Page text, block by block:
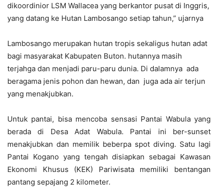
dikoordinior LSM Wallacea yang berkantor pusat di Inggris,
yang datang ke Hutan Lambosango setiap tahun,” ujarnya
Lambosango merupakan hutan tropis sekaligus hutan adat
bagi masyarakat Kabupaten Buton. hutannya masih
terjahga dan menjadi paru-paru dunia. Di dalamnya ada
beragama jenis pohon dan hewan, dan juga ada air terjun
yang menakjubkan.
Untuk pantai, bisa mencoba sensasi Pantai Wabula yang
berada di Desa Adat Wabula. Pantai ini ber-sunset
menakjubkan dan memilik beberpa spot diving. Satu lagi
Pantai Kogano yang tengah disiapkan sebagai Kawasan
Ekonomi Khusus (KEK) Pariwisata memiliki bentangan
pantang sepajang 2 kilometer.